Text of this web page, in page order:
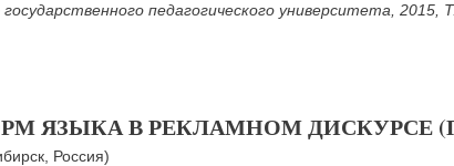
педагогического университета, 2015,
ЯЗЫКА В РЕКЛАМНОМ ДИСКУРСЕ
Россия)